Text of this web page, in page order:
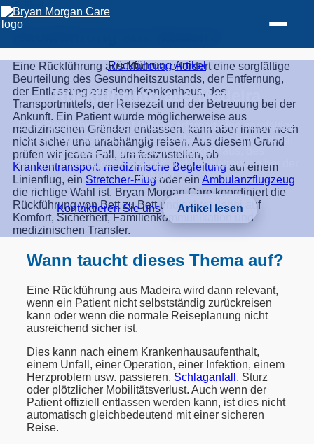
Rückführung/Artikel
Rückführung aus Madeira
Eine Rückführung aus Madeira erfordert eine sorgfältige
Beurteilung des Gesundheitszustands, der Entfernung,
der Entlassung aus dem Krankenhaus, des
Transportmittels, der Reisezeit und der Betreuung bei der
Ankunft.
Kontaktieren Sie uns Artikel lesen
Artikel
Rückführung aus Madeira
Eine Rückführung aus Madeira erfordert eine sorgfältige
Beurteilung des Gesundheitszustands, der Entfernung,
der Entlassung aus dem Krankenhaus, des
Transportmittels, der Reisezeit und der Betreuung bei der
Ankunft. Ein Patient wurde möglicherweise aus
medizinischen Gründen entlassen, kann aber immer noch
nicht sicher und unabhängig reisen. Aus diesem Grund
prüfen wir jeden Fall, um festzustellen, ob
Krankentransport, medizinische Begleitung auf einem
Linienflug, ein Stretcher-Flug oder ein Ambulanzflugzeug
die richtige Wahl ist. Bryan Morgan Care koordiniert die
Rückführung von Bett zu Bett und achtet dabei auf
Komfort, Sicherheit, Familienkommunikation und
medizinischen Transfer.
Wann taucht dieses Thema auf?
Eine Rückführung aus Madeira wird dann relevant,
wenn ein Patient nicht selbstständig zurückreisen
kann oder wenn die normale Reiseplanung nicht
ausreichend sicher ist.
Dies kann nach einem Krankenhausaufenthalt,
einem Unfall, einer Operation, einer Infektion, einem
Herzproblem usw. passieren. Schlaganfall , Sturz
oder plötzlicher Mobilitätsverlust. Auch wenn der
Patient offiziell entlassen werden kann, ist dies nicht
automatisch gleichbedeutend mit einer sicheren
Reise.